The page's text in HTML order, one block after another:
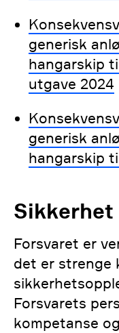
generisk
hangarskip
utgave 2024
generisk
hangarskip
Sikkerhet
Forsvaret er
det er strenge
Forsvarets
kompetanse